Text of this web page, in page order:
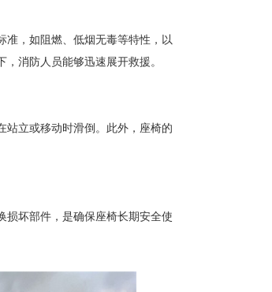
，如阻燃、低烟无毒等特性，以
消防人员能够迅速展开救援。
站立或移动时滑倒。此外，座椅的
损坏部件，是确保座椅长期安全使